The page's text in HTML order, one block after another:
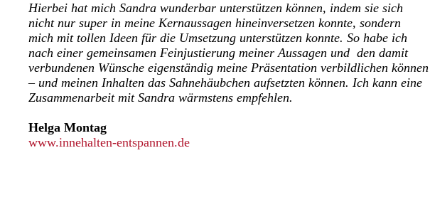
Hierbei hat mich Sandra wunderbar unterstützen können, indem sie sich
nicht nur super in meine Kernaussagen hineinversetzen konnte, sondern
mich mit tollen Ideen für die Umsetzung unterstützen konnte. So habe ich
nach einer gemeinsamen Feinjustierung meiner Aussagen und den damit
verbundenen Wünsche eigenständig meine Präsentation verbildlichen können
– und meinen Inhalten das Sahnehäubchen aufsetzten können. Ich kann eine
Zusammenarbeit mit Sandra wärmstens empfehlen.
Helga Montag
www.innehalten-entspannen.de